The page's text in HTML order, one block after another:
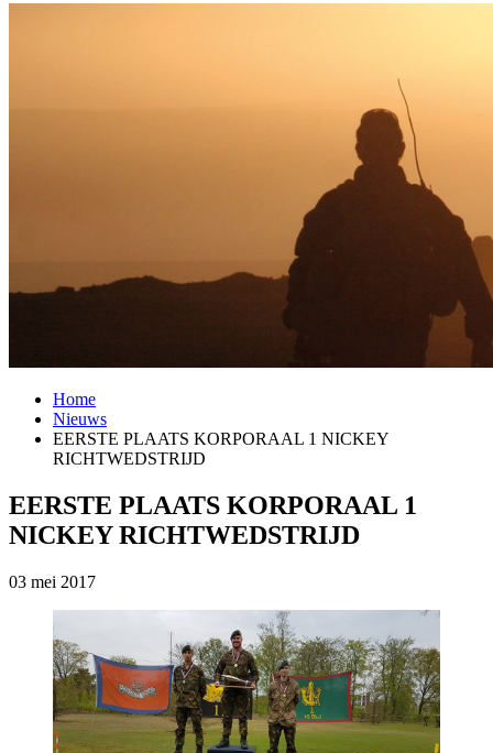
Home
Nieuws
EERSTE PLAATS KORPORAAL 1 NICKEY
RICHTWEDSTRIJD
EERSTE PLAATS KORPORAAL 1
NICKEY RICHTWEDSTRIJD
03 mei 2017